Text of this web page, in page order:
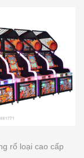
rổ loại cao cấp